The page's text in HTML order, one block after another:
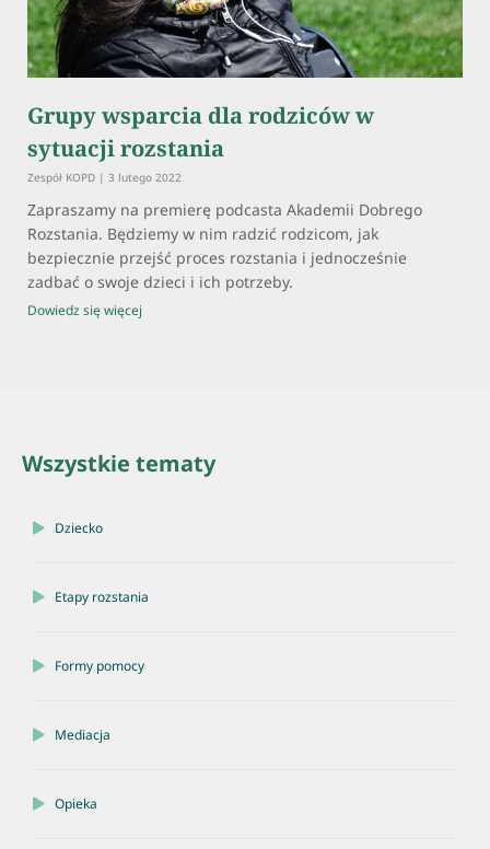
Grupy wsparcia dla rodziców w
sytuacji rozstania
Zespół KOPD 3 lutego 2022
Zapraszamy na premierę podcasta Akademii Dobrego
Rozstania. Będziemy w nim radzić rodzicom, jak
bezpiecznie przejść proces rozstania i jednocześnie
zadbać o swoje dzieci i ich potrzeby.
Dowiedz się więcej
Wszystkie tematy
Dziecko
Etapy rozstania
Formy pomocy
Mediacja
Opieka